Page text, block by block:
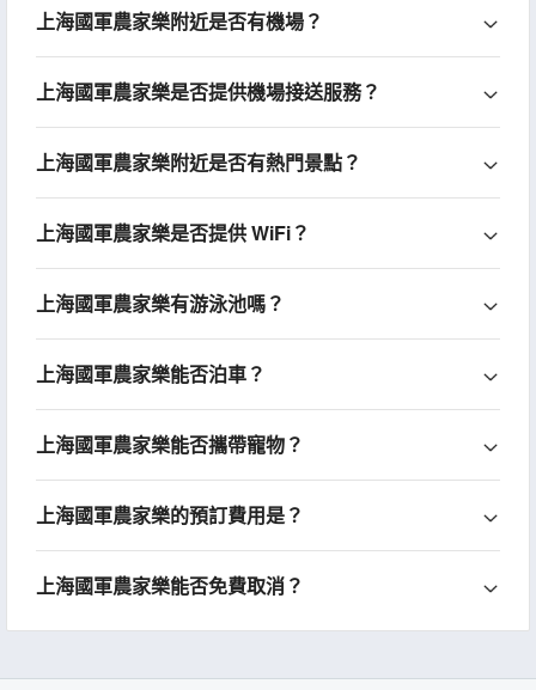
上海國軍農家樂附近是否有機場？
上海國軍農家樂是否提供機場接送服務？
上海國軍農家樂附近是否有熱門景點？
上海國軍農家樂是否提供 WiFi？
上海國軍農家樂有游泳池嗎？
上海國軍農家樂能否泊車？
上海國軍農家樂能否攜帶寵物？
上海國軍農家樂的預訂費用是？
上海國軍農家樂能否免費取消？